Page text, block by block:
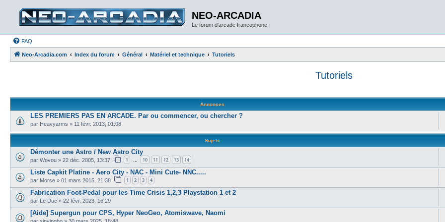
NEO-ARCADIA
Le forum d'arcade francophone
FAQ
Neo-Arcadia.com Index du forum Général Matériel et technique Tutoriels
Tutoriels
Annonces
LES PREMIERS PAS EN ARCADE. Par ou commencer, ou chercher ?
par Heavyarms » 11 févr. 2013, 01:08
Sujets
Démonter une Astro / New Astro City
par Wovou » 22 déc. 2005, 13:37 1 … 10 11 12 13 14
Liste Capkit Platine - Aero City - NAC - Mini Cute- NNC.....
par Morse » 01 mars 2015, 21:38 1 2 3 4
Fabrication Foot-Pedal pour les Time Crisis 1,2,3 Playstation 1 et 2
par Le Duc » 22 févr. 2023, 16:29
[Aide] Supergun pour CPS, Hyper NeoGeo, Atomiswave, Naomi